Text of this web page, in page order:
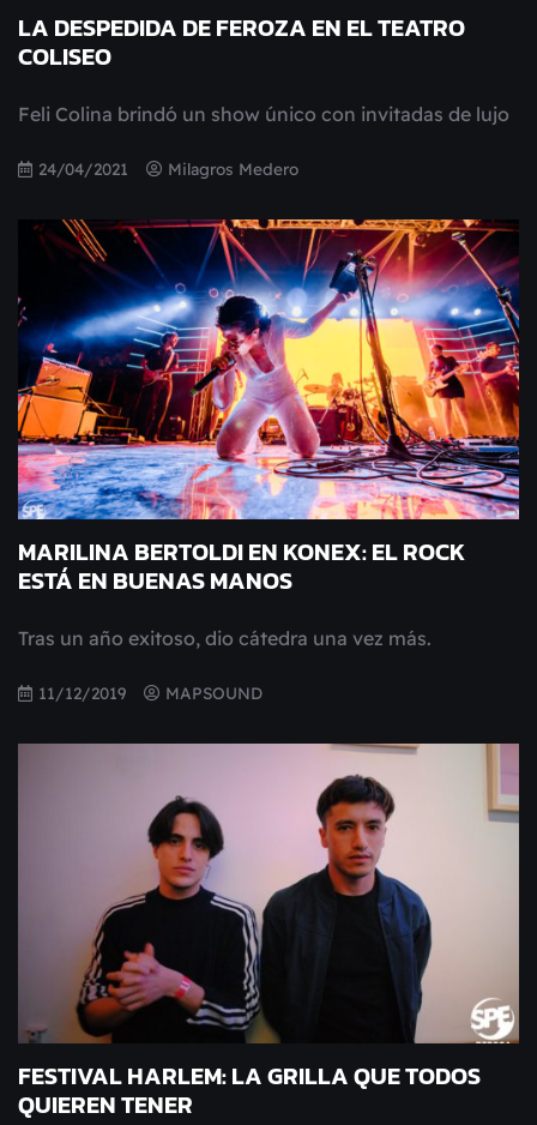
LA DESPEDIDA DE FEROZA EN EL TEATRO
COLISEO
Feli Colina brindó un show único con invitadas de lujo
24/04/2021 Milagros Medero
MARILINA BERTOLDI EN KONEX: EL ROCK
ESTÁ EN BUENAS MANOS
Tras un año exitoso, dio cátedra una vez más.
11/12/2019 MAPSOUND
FESTIVAL HARLEM: LA GRILLA QUE TODOS
QUIEREN TENER